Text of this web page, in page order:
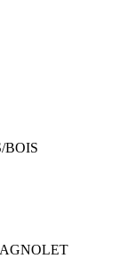
BOIS